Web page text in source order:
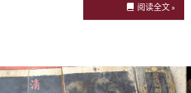
阅读全文 »